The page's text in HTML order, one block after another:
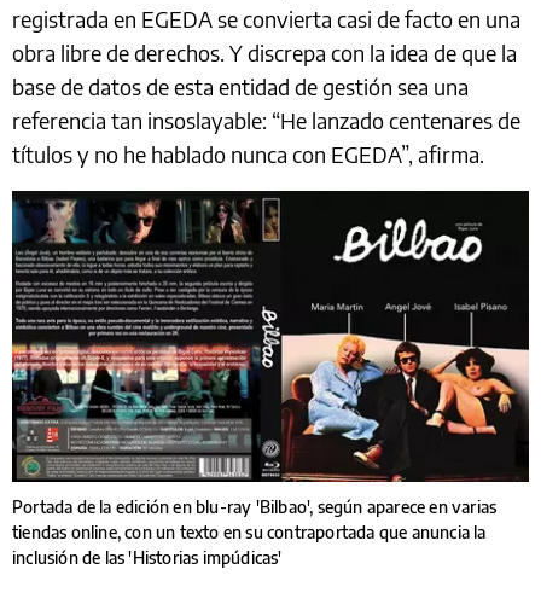
registrada en EGEDA se convierta casi de facto en una
obra libre de derechos. Y discrepa con la idea de que la
base de datos de esta entidad de gestión sea una
referencia tan insoslayable: “He lanzado centenares de
títulos y no he hablado nunca con EGEDA”, afirma.
Portada de la edición en blu-ray 'Bilbao', según aparece en varias
tiendas online, con un texto en su contraportada que anuncia la
inclusión de las 'Historias impúdicas'